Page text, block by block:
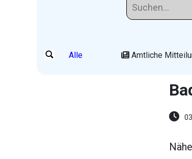
Alle Amtliche